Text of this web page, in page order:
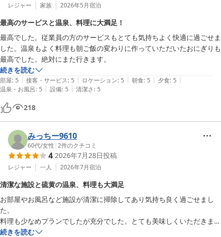
夕食ですがボリュームあり。天ぷらサクサク、焼魚はニジマスでした！
そして飛騨牛は柔らかくて美味しかったー。
朝食も温泉たまごまで付いて申し分なしでしょ？普段食べないアサリの
佃煮もあって、メインの朴葉味噌にもお肉が！白米もっと欲しーって感
じでしょ？
朝のお茶は玄米緑茶、好き😊
お部屋にはポットを置いてくれてます。お茶好きなのでガブガブ飲んで
たら、すぐなくなってしまった…夕食後に新しいのが置いてありまし
た！
朝食後に部屋に戻ったら、ポットはさげられてました…
平湯温泉、いい意味で何もなく部屋からも木々を眺めてのんびりと過ご
せました。
近くに民族館に併設した露天風呂あり、そこのお湯も凄くいい湯でし
た！虫が苦手すぎる人は無理かも。
平湯の森のチケットを400円で購入できました！
とても満足度の高い旅行になりました♪
レジャー 家族 2026年5月宿泊
最高のサービスと温泉、料理に大満足！
最高でした。従業員の方のサービスもとても気持ちよく快適に過ごせま
した。温泉もよく料理も朝ご飯の変わりに作っていただいたおにぎりも
最高でした。絶対にまた行きます。
続きを読む
部屋: 5 | 接客・サービス: 5 | ロケーション: 5 | 朝食: 5 | 夕食: 5 |
温泉・お風呂: 5 | 設備: 5 | 清潔さ: 5
218
みっちー9610
60代/女性 |2件のクチコミ
4 2026年7月28日投稿
レジャー 一人 2026年7月宿泊
清潔な施設と硫黄の温泉、料理も大満足
お部屋やお風呂など施設が清潔に掃除してあり気持ち良く過ごせまし
た。
料理も少なめプランでしたが充分でした。とても美味しくいただきまし
た。
続きを読む